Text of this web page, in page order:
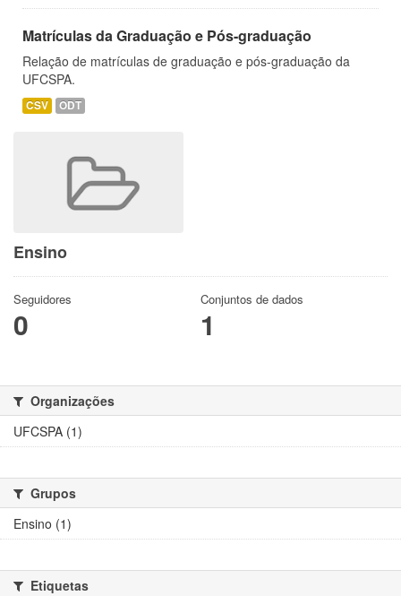
Matrículas da Graduação e Pós-graduação
Relação de matrículas de graduação e pós-graduação da
UFCSPA.
CSV ODT
Ensino
Seguidores
0
Conjuntos de dados
1
Organizações
UFCSPA (1)
Grupos
Ensino (1)
Etiquetas